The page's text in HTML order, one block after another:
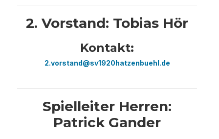
2. Vorstand: Tobias Hör
Kontakt:
2.vorstand@sv1920hatzenbuehl.de
Spielleiter Herren:
Patrick Gander